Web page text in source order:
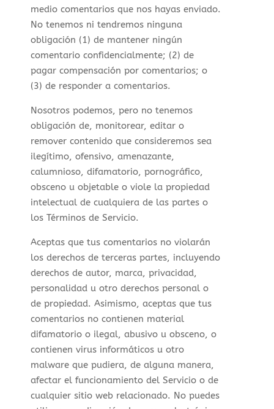
medio comentarios que nos hayas enviado.
No tenemos ni tendremos ninguna
obligación (1) de mantener ningún
comentario confidencialmente; (2) de
pagar compensación por comentarios; o
(3) de responder a comentarios.
Nosotros podemos, pero no tenemos
obligación de, monitorear, editar o
remover contenido que consideremos sea
ilegítimo, ofensivo, amenazante,
calumnioso, difamatorio, pornográfico,
obsceno u objetable o viole la propiedad
intelectual de cualquiera de las partes o
los Términos de Servicio.
Aceptas que tus comentarios no violarán
los derechos de terceras partes, incluyendo
derechos de autor, marca, privacidad,
personalidad u otro derechos personal o
de propiedad. Asimismo, aceptas que tus
comentarios no contienen material
difamatorio o ilegal, abusivo u obsceno, o
contienen virus informáticos u otro
malware que pudiera, de alguna manera,
afectar el funcionamiento del Servicio o de
cualquier sitio web relacionado. No puedes